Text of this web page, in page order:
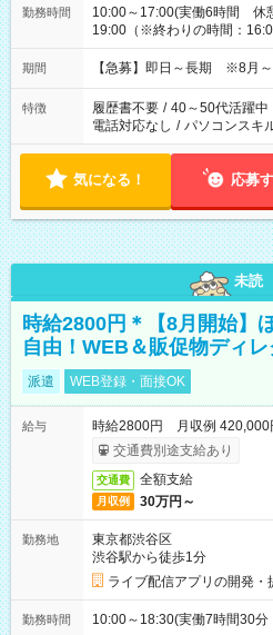
勤務時間
10:00～17:00(実働6時間 休
19:00（※終わりの時間：
期間 【急募】即日～長期 ※8月～
特徴 履歴書不要 / 40～50代活躍中
電話対応なし / パソコンスキ
気になる！ 応募
未読
時給2800円＊【8月開始】
自由！WEB＆販促物ディ
派遣 WEB登録・面接OK
給与
時給2800円 月収例 420,000
交通費別途支給あり
交通費 全額支給
月収例 30万円～
勤務地
東京都渋谷区
渋谷駅から徒歩1分
ライブ配信アプリの開発・
勤務時間 10:00～18:30(実働7時間30